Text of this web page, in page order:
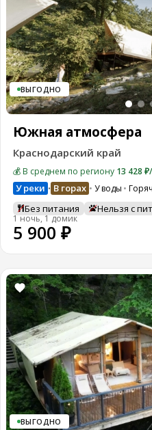
ВЫГОДНО
Южная атмосфера
Краснодарский край
💰 В среднем по региону 13 428
У реки • В горах У воды
Без питания Нельзя с
1 ночь, 1 домик
5 900 ₽
ВЫГОДНО